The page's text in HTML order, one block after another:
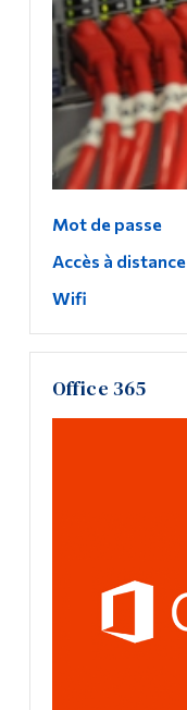
Mot de passe
Accès à distance
Wifi
Office 365